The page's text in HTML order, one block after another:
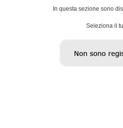
In questa sezione sono
Seleziona il